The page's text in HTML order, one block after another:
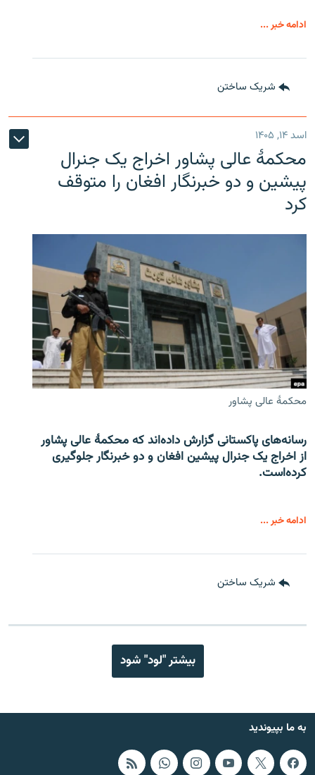
ادامه خبر ...
شریک ساختن
اسد ۱۴, ۱۴۰۵
محکمۀ عالی پشاور اخراج یک جنرال
پیشین و دو خبرنگار افغان را متوقف
کرد
محکمۀ عالی پشاور
رسانه‌های پاکستانی گزارش داده‌اند که محکمۀ عالی پشاور
از اخراج یک جنرال پیشین افغان و دو خبرنگار جلوگیری
کرده‌است.
ادامه خبر ...
شریک ساختن
بیشتر "لود" شود
به ما بپیوندید